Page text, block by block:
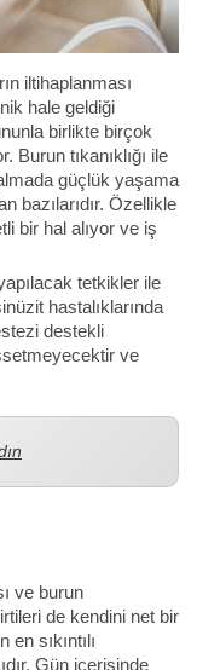
iltihaplanması
hale geldiği
birlikte birçok
tıkanıklığı ile
güçlük yaşama
bazılarıdır. Özellikle
bir hal alıyor ve iş
tetkikler ile
hastalıklarında
destekli
ve
ve burun
de kendini net bir
sıkıntılı
Gün içerisinde